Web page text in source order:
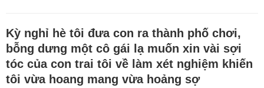
Kỳ nghỉ hè tôi đưa con ra thành phố chơi,
bỗng dưng một cô gái lạ muốn xin vài sợi
tóc của con trai tôi về làm xét nghiệm khiến
tôi vừa hoang mang vừa hoảng sợ